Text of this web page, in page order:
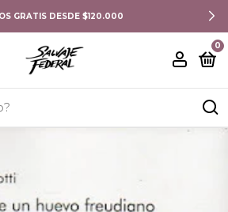
GRATIS DESDE $120.000
0